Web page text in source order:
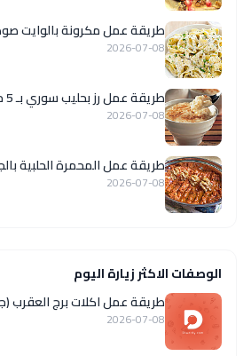
طريقة عمل مكرونة بالوايت
2026-07-08
طريقة عمل رز بحليب سوري بـ 5 مكونات
2026-07-08
طريقة عمل المحمرة الحلبية
2026-07-08
الوصفات الاكثر زيارة اليوم
طريقة عمل اكلات برج العقرب
2026-07-08